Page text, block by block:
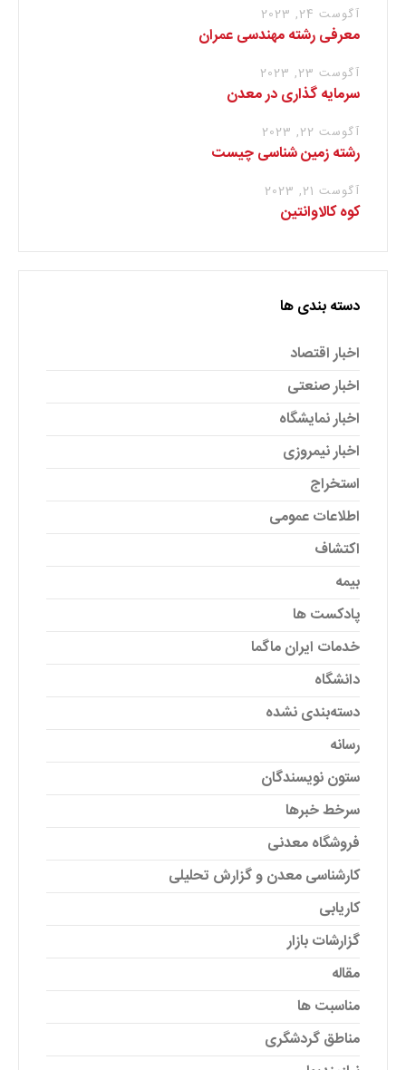
آگوست 24, 2023
معرفی رشته مهندسی عمران
آگوست 23, 2023
سرمایه گذاری در معدن
آگوست 22, 2023
رشته زمین شناسی چیست
آگوست 21, 2023
کوه کالاوانتین
دسته بندی ها
اخبار اقتصاد
اخبار صنعتی
اخبار نمایشگاه
اخبار نیمروزی
استخراج
اطلاعات عمومی
اکتشاف
بیمه
پادکست ها
خدمات ایران ماگما
دانشگاه
دسته‌بندی نشده
رسانه
ستون نویسندگان
سرخط خبرها
فروشگاه معدنی
کارشناسی معدن و گزارش تحلیلی
کاریابی
گزارشات بازار
مقاله
مناسبت ها
مناطق گردشگری